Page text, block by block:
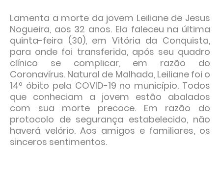
Lamenta a morte da jovem Leiliane de Jesus
Nogueira, aos 32 anos. Ela faleceu na última
quinta-feira (30), em Vitória da Conquista,
para onde foi transferida, após seu quadro
clínico se complicar, em razão do
Coronavírus. Natural de Malhada, Leiliane foi o
14º óbito pela COVID-19 no município. Todos
que conheciam a jovem estão abalados
com sua morte precoce. Em razão do
protocolo de segurança estabelecido, não
haverá velório. Aos amigos e familiares, os
sinceros sentimentos.